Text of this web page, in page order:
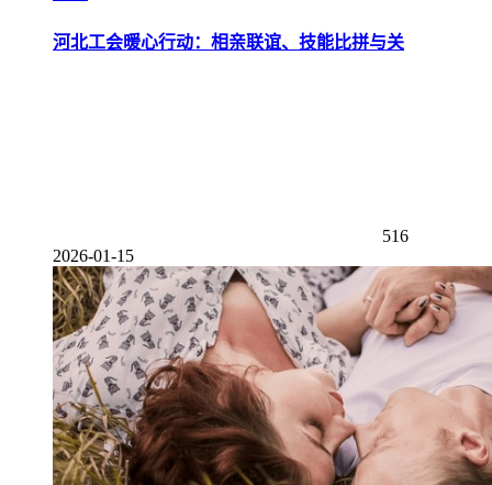
河北工会暖心行动：相亲联谊、技能比拼与关
516
2026-01-15